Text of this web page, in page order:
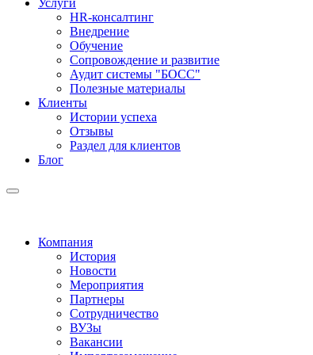
Услуги
HR-консалтинг
Внедрение
Обучение
Сопровождение и развитие
Аудит системы "БОСС"
Полезные материалы
Клиенты
Истории успеха
Отзывы
Раздел для клиентов
Блог
Компания
История
Новости
Мероприятия
Партнеры
Сотрудничество
ВУЗы
Вакансии